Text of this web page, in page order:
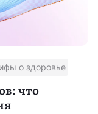
о здоровье
что